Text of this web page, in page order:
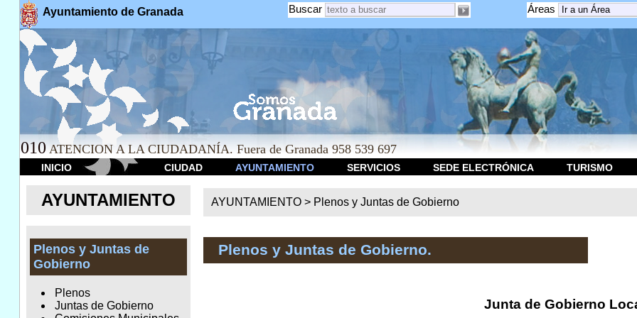
Ayuntamiento de Granada Áreas
Buscar
010 ATENCION A LA CIUDADANÍA. Fuera de Granada 958 539 697
INICIO CIUDAD AYUNTAMIENTO SERVICIOS SEDE ELECTRÓNICA TURISMO
AYUNTAMIENTO
Plenos y Juntas de
Gobierno
Plenos
Juntas de Gobierno
AYUNTAMIENTO > Plenos y Juntas de Gobierno
Plenos y Juntas de Gobierno.
Junta de Gobierno